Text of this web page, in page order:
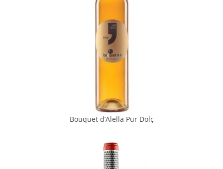
Bouquet d’Alella Pur Dolç